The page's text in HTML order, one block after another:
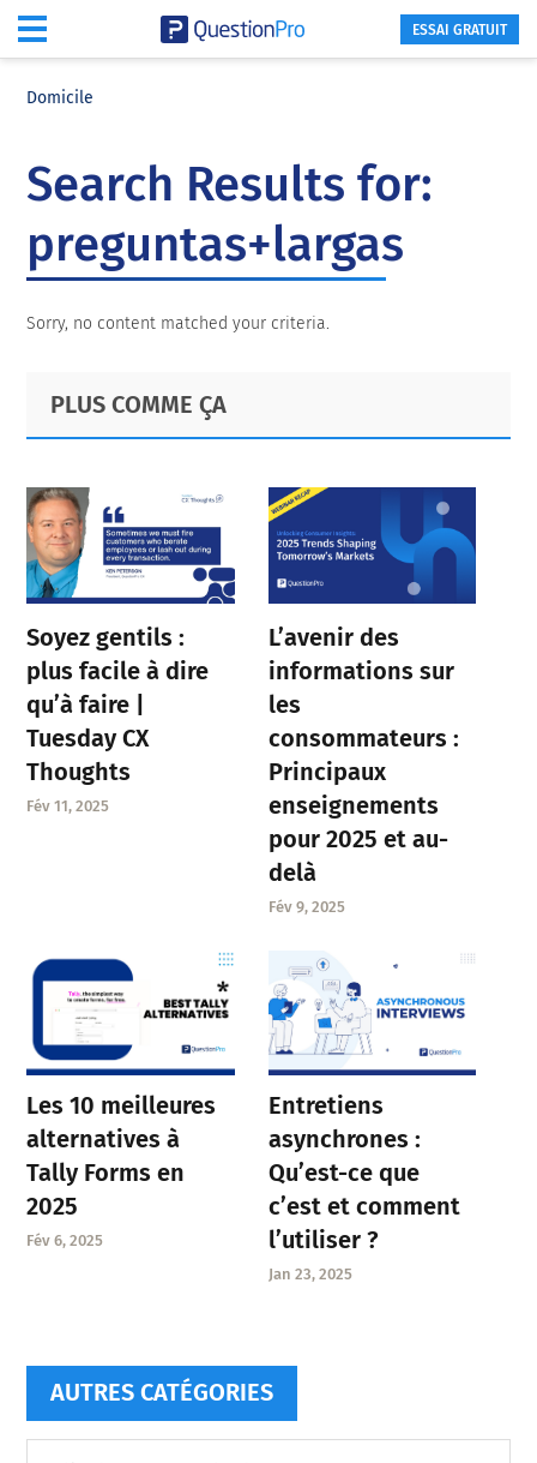
ESSAI GRATUIT
Domicile
Search Results for:
preguntas+largas
Sorry, no content matched your criteria.
Primary
Sidebar
Footer
PLUS COMME ÇA
Soyez gentils :
plus facile à dire
qu’à faire |
Tuesday CX
Thoughts
Fév 11, 2025
L’avenir des
informations sur
les
consommateurs :
Principaux
enseignements
pour 2025 et au-
delà
Fév 9, 2025
Les 10 meilleures
alternatives à
Tally Forms en
2025
Fév 6, 2025
Entretiens
asynchrones :
Qu’est-ce que
c’est et comment
l’utiliser ?
Jan 23, 2025
AUTRES CATÉGORIES